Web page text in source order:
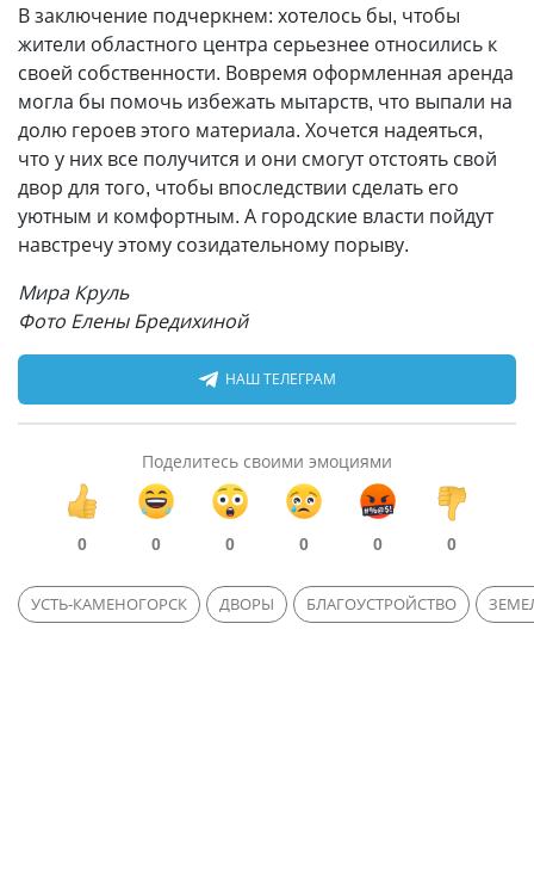
В заключение подчеркнем: хотелось бы, чтобы
жители областного центра серьезнее относились к
своей собственности. Вовремя оформленная аренда
могла бы помочь избежать мытарств, что выпали на
долю героев этого материала. Хочется надеяться,
что у них все получится и они смогут отстоять свой
двор для того, чтобы впоследствии сделать его
уютным и комфортным. А городские власти пойдут
навстречу этому созидательному порыву.
Мира Круль
Фото Елены Бредихиной
НАШ ТЕЛЕГРАМ
Поделитесь своими эмоциями
0 0 0 0 0 0
УСТЬ-КАМЕНОГОРСК ДВОРЫ БЛАГОУСТРОЙСТВО